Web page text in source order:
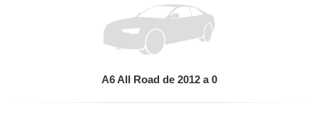
A6 All Road de 2012 a 0